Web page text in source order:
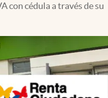
con cédula a través de su